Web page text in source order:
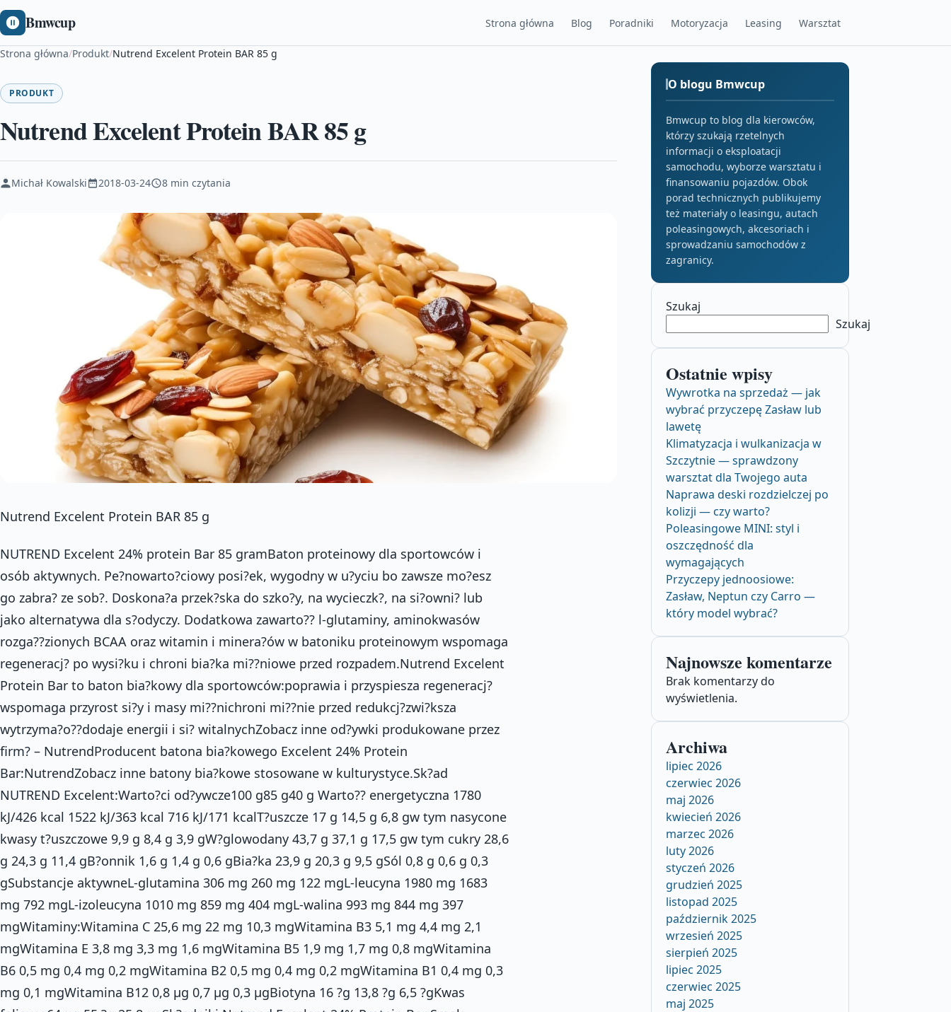
Bmwcup Strona główna Blog Poradniki Motoryzacja Leasing Warsztat
Strona główna/Produkt/Nutrend Excelent Protein BAR 85 g
PRODUKT
Nutrend Excelent Protein BAR 85 g
Michał Kowalski 2018-03-24 8 min czytania
Nutrend Excelent Protein BAR 85 g
NUTREND Excelent 24% protein Bar 85 gramBaton proteinowy dla sportowców i osób aktywnych. Pe?nowarto?ciowy posi?ek, wygodny w u?yciu bo zawsze mo?esz go zabra? ze sob?. Doskona?a przek?ska do szko?y, na wycieczk?, na si?owni? lub jako alternatywa dla s?odyczy. Dodatkowa zawarto?? l-glutaminy, aminokwasów rozga??zionych BCAA oraz witamin i minera?ów w batoniku proteinowym wspomaga regeneracj? po wysi?ku i chroni bia?ka mi??niowe przed rozpadem.Nutrend Excelent Protein Bar to baton bia?kowy dla sportowców:poprawia i przyspiesza regeneracj?wspomaga przyrost si?y i masy mi??nichroni mi??nie przed redukcj?zwi?ksza wytrzyma?o??dodaje energii i si? witalnychZobacz inne od?ywki produkowane przez firm? – NutrendProducent batona bia?kowego Excelent 24% Protein Bar:NutrendZobacz inne batony bia?kowe stosowane w kulturystyce.Sk?ad NUTREND Excelent:Warto?ci od?ywcze100 g85 g40 g Warto?? energetyczna 1780 kJ/426 kcal 1522 kJ/363 kcal 716 kJ/171 kcalT?uszcze 17 g 14,5 g 6,8 gw tym nasycone kwasy t?uszczowe 9,9 g 8,4 g 3,9 gW?glowodany 43,7 g 37,1 g 17,5 gw tym cukry 28,6 g 24,3 g 11,4 gB?onnik 1,6 g 1,4 g 0,6 gBia?ka 23,9 g 20,3 g 9,5 gSól 0,8 g 0,6 g 0,3 gSubstancje aktywneL-glutamina 306 mg 260 mg 122 mgL-leucyna 1980 mg 1683 mg 792 mgL-izoleucyna 1010 mg 859 mg 404 mgL-walina 993 mg 844 mg 397 mgWitaminy:Witamina C 25,6 mg 22 mg 10,3 mgWitamina B3 5,1 mg 4,4 mg 2,1 mgWitamina E 3,8 mg 3,3 mg 1,6 mgWitamina B5 1,9 mg 1,7 mg 0,8 mgWitamina B6 0,5 mg 0,4 mg 0,2 mgWitamina B2 0,5 mg 0,4 mg 0,2 mgWitamina B1 0,4 mg 0,3 mg 0,1 mgWitamina B12 0,8 µg 0,7 µg 0,3 µgBiotyna 16 ?g 13,8 ?g 6,5 ?gKwas foliowy 64 µg 55 ?g 25,8 µgSk?adniki Nutrend Excelent 24% Protein Bar:Smak Waniliowy Z Ananasem: Syrop Skrobiowy, Polewa Mleczna (Cukier, T?uszcz Ro?linny, Serwatka, Kakao, Emulgator Lecytyna Sojowa, Aromat), Izolat Bia?ek Sojowych, Serwatkowy Koncentrat Proteinowy, Syrop Inwertowany, P?atki Sojowe, Nieutwardzony T?uszcz Ro?linny, Krem O Smaku Waniliowym (Cukier, T?uszcz Ro?linny, Serwatka, Emulgator Lecytyna Sojowa, Aromat, Barwniki E 100 I E 160c), Ananas Kandyzowany (Ananas, Cukier, Kwas Cytrynowy, Dwutlenek Siarki), Kokos (Kokos, Dwutlenek Siarki), Ekstrudat Kukurydziano-Ziemniaczany (Kaszka Kukurydziana, Kaszka Ziemniaczana, Cukier, B?onnik Pszenny), Emulgator Lecytyna Rzepakowa, L-Glutamina, Zag?stnik Guma Guar, Aromat, L-Leucyna, Premiks Multiwitaminowy (Patrz: Tabelka), L-Izoleucyna, L-Walina, Sk?adnik Przeciwutleniaj?cy (E-306, E-304, E-300), Substancja Konserwuj?ca Kwas Sorbowy.Alergeny: Gluten, Soja, Mleko. Produkt Mo?e Zawiera? ?ladowe Ilo?ci Orzechów, Arachidów I Sezamu.Smak Czekoladowy Z Orzechami: Syrop Skrobiowy, Polewa Mleczna (Cukier, T?uszcz Ro?linny, Serwatka, Kakao, Emulgator Lecytyna Sojowa, Aromat), Izolat Bia?ek Sojowych, Serwatkowy Koncentrat Proteinowy, Syrop Inwertowany, P?atki Sojowe, Nieutwardzony T?uszcz Ro?linny, Krem Z Orzechami Laskowymi (Cukier, T?uszcz Ro?linny, Olej Ro?linny, Serwatka, Kakao, Pasta Orzechowa, Emulgator Lecytyna Sojowa, Aromat), Arachidy, Kokos (Kokos, Dwutlenek Siarki), Ekstrudat Kukurydziano-Ziemniaczany (Kaszka Kukurydziana, Kaszka Ziemniaczana, Cukier, B?onnik Pszenny) Emulgator Lecytyna Rzepakowa, Kakao, L-Glutamina, Aromat, Zag?stnik Guma Guar, L-Leucyna, Premiks Multiwitaminowy (Patrz: Tabelka), L-Izoleucyna, L-Walina, Sk?adnik Przeciwutleniaj?cy (E-306, E-304, E-300), Substancja Konserwuj?ca Kwas Sorbowy.Alergeny: Gluten, Soja, Mleko, Arachidy, Orzechy Laskowe. Produkt Mo?e Zawiera? ?ladowe Ilo?ci Orzechów, Arachidów I Sezamu.Smak Ananasowy Z Kokosem: Syrop Skrobiowy, Polewa Jogurtowa (Cukier, T?uszcz Ro?linny, Serwatka, Jogurt W Proszku, Emulgator Lecytyna Sojowa, Kwas Cytrynowy, Aromat), Izolat Bia?ek Sojowych, Serwatkowy Koncentrat Proteinowy, Syrop Inwertowany, P?atki Sojowe, Nieutwardzony T?uszcz Ro?linny, Kokos (Kokos, Dwutlenek Siarki), Krem O Smaku Waniliowym (Cukier, T?uszcz Ro?linny, Mleko, Serwatka, Emulgator Lecytyna Sojowa, Aromat, Barwnik E 100 I E 160c), Ekstrudat Kukurydziano-Ziemniaczany (Kaszka Kukurydziana, Kaszka Ziemniaczana, Cukier, B?onnik Pszenny), Emulgator Lecytyna Rzepakowa, L-Glutamina, Zag?stnik Guma Guar , L-Leucyna, Aromat, Premiks Multiwitaminowy (Patrz: Tabelka), L-Izoleucyna, L-Walina, Sk?adnik Przeciwutleniaj?cy (E-306, E-304, E-300), Substancja Konserwuj?ca Kwas Sorbowy, Barwnik ?ó?? Chinolinowa (Mo?e Wp?ywa? Niekorzystnie Na Aktywno?? I Zdolno?? Koncentracji).Alergeny: Gluten, Soja, Mleko. Produkt Mo?e Zawiera? ?ladowe Ilo?ci Orzechów, Arachidów I Sezamu.Smak Marcepanowy Z Migda?ami: Syrop Skrobiowy, Polewa Mleczna (Cukier, T?uszcz Ro?linny, Serwatka, Kakao, Emulgator Lecytyna Sojowa, Aromat), Izolat Bia?ek Sojowych, Serwatkowy Koncentrat Proteinowy, Syrop Inwertowany, P?atki Sojowe, Nieutwardzony T?uszcz Ro?linny, Krem O Smaku Waniliowym (Cukier, T?uszcz Ro?linny, Mleko, Serwatka, Emulgator Lecytyna Sojowa, Aromat, Barwnik E 100 I E 160c), Migda?y, Kokos (Kokos, Dwutlenek Siarki), Ekstrudat Kukurydziano-Ziemniaczany (Kaszka Kukurydziana, Kaszka Ziemniaczana, Cukier, B?onnik Pszenny), Emulgator Lecytyna Rzepakowa, L-Glutamin, Zag?stnik Guma Guar , L-Leucyna, Aromat, Premiks Multiwitaminowy (Patrz: Tabelka), L-Izoleucyna, L-Walina, Sk?adnik Przeciwutleniaj?cy (E-306, E-304, E-300), Substancja Konserwuj?ca Kwas Sorbowy.Alergeny: Gluten, Soja, Mleko, Migda?y. Produkt Mo?e Zawiera? ?ladowe Ilo?ci Orzechów, Arachidów I Sezamu.Smak Czarnej Porzeczki Z ?urawin?: Syrop Skrobiowy, Polewa Jogurtowa (Cukier, T?uszcz Ro?linny, Serwatka, Jogurt W Proszku, Emulgator Lecytyna Sojowa, Kwas Cytrynowy, Aromat), Izolat Bia?ek Sojowych, Syrop Inwertowany, Serwatkowy Koncentrat Proteinowy, Nieutwardzony T?uszcz Ro?linny, P?atki Sojowe, Krem O Smaku Waniliowym (Cukier, T?uszcz Ro?linny, Mleko, Serwatka, Emulgator Lecytyna Sojowa, Aromat, Barwnik E 100 I E 160c), Brusznica (Brusznica, Cukier, Kwas Cytrynowy, Koncentrat Bzu, Olej S?onecznikowy, M?ka Ry?owa), Kokos (Kokos, Dwutlenek Siarki), Ekstrudat Kukurydziano-Ziemniaczany (Kaszka Kukurydziana, Kaszka Ziemniaczana, Cukier, B?onnik Pszenny), Emulgator Lecytyna Rzepakowa, Aromat*, L-Glutamina, Kwas Cytrynowy, Zag?stnik Guma Guar, L-Leucyna, Premiks Multiwitaminowy (Patrz: Tabelka), L-Izoleucyna, L-Walina, Sk?adnik Przeciwutleniaj?cy (E-306, E-304, E-300), Substancja Konserwuj?ca Kwas Sorbowy.*Zawiera E122 Mo?e Wp?ywa? Niekorzystnie Na Aktywno?? I Zdolno?? Koncentracji U Dzieci.Alergeny: Gluten, Soja, Mleko. Produkt Mo?e Zawiera? ?ladowe Ilo?ci Orzechów, Arachidów I Sezamu.Smak Limonki Z Papaj?: Syrop Skrobiowy, Polewa Jogurtowa (Cukier, T?uszcz Ro?linny, Serwatka, Jogurt W Proszku, Emulgator Lecytyna Sojowa, Kwas Cytrynowy, Aromat), Izolat Bia?ek Sojowych, Koncentrat Bia?ek Serwatkowych, Syrop Inwertowany, Nieutwardzony T?uszcz Ro?linny, P?atki Sojowe, Krem O Smaku Waniliowym (Cukier, T?uszcz Ro?linny, Mleko, Serwatka, Emulgator Lecytyna Sojowa, Aromat, Barwnik E 100 I E 160c), Papaja Kandyzowana (Papaja, Cukier, Dwutlenek Siarki), Kokos, Ekstrudat Kukurydziano-Ziemniaczany (Kaszka Kukurydziana, Kaszka Ziemniaczana, Cukier, B?onnik Pszenny), Emulgator Lecytyna Rzepakowa, Aromat, L-Glutamina, Kwas Cytrynowy, Zag?stnik Guma Guar, L-Leucyna, Premiks Multiwitaminowy (Patrz: Tabelka), L-Izoleucyna, L-Walina, Sk?adnik Przeciwutleniaj?cy (E-306, E-304, E-300), Substancja Konserwuj?ca Kwas Sorbowy.Alergeny: Gluten, Soja, Mleko. Produkt Mo?e Zawiera? ?ladowe Ilo?ci Orzechów, Arachidów I Sezamu.Sk?adniki Excelent Double Bar:Smak Czekolada+nugat: syrop glukozowo-fruktozowy,czekolada mleczna 14 % (cukier, t?uszcz kakaowy, mleko pó?t?uste, kakao, emulgatory lecytyna sojowa i E 476, aromat), izolat bia?ek sojowych, serwatkowy koncentrat proteinowy, syrop inwertowany, nieutwardzony t?uszcz ro?linny (palmowy, z nasion palmy i bambusowy), p?atki sojowe, krem o smaku orzecha lakowego (cukier, t?uszcz ro?linny, serwatka, mleko, pra?one orzechy laskowe, kakao, emulgator lecytyna sojowa, aromat, barwnik E 160c), kandyzowana ?urawina 3,5 % (?urawina, cukier, olej s?onecznikowy), kokos (kokos, dwutlenek siarki), emulgator lecytyna rzepakowa, ekstrudat kukurydziano-ziemniaczany (kaszka kukurydziana, pure ziemniaczane, cukier, b?onnik pszenny), kakao, aromat, L-glutamina, przeciwutleniacze (E 306, E 304, E 300), substancja zag?szczaj?ca guma guar, L-leucyna, premiks witaminowy (witaminy: E, B1, B6, B2, B12, B3, B5, H, C i kwas foliowy), barwnik karmel, L-izoleucyna, L-walina, substancja konserwuj?ca kwas sorbowy.Produkt zawiera alergeny: gluten, soj?, mleko, orzechy laskowe. Mo?e zawiera? ?ladowe ilo?ci orzechów, orzeszków ziemnych i sezamu.Smak Migda?y + pistacje: syrop glukozowo-fruktozowy,czekolada mleczna 14 % (cukier, t?uszcz kakaowy, mleko pó?t?uste, kakao, emulgatory lecytyna sojowa i E 476, aromat), izolat bia?ek sojowych, serwatkowy koncentrat proteinowy, syrop inwertowany, nieutwardzony t?uszcz ro?linny (palmowy, z nasion palmy i bambusowy), p?atki sojowe, krem o smaku waniliowym (cukier, t?uszcz ro?linny, serwatka, mleko, emulgator lecytyna sojowa, aromat, barwnik 160c), pistacje 3,5 %, kokos (kokos, dwutlenek siarki), emulgator lecytyna rzepakowa, ekstrudat kukurydziano-ziemniaczany (kaszka kukurydziana, pure ziemniaczane, cukier, b?onnik pszenny), aromat, L-glutamina, przeciwutleniacze (E 306, E 304, E 300), substancja zag?szczaj?ca guma guar, L-leucyna, zielona baza (E 104  mo?e mie? szkodliwy wp?yw na aktywno?? i skupienie uwagi u dzieci), premiks witaminowy (witaminy: E, B1, B6, B2, B12, B3, B5, H, C i kwas foliowy), L-izoleucyna, L-walina, barwnik karmel, substancja konserwuj?ca kwas sorbowyProdukt zawiera alergeny: gluten, soj?, mleko, pistacje. Mo?e zawiera? ?ladowe ilo?ci orzechów, orzeszków ziemnych i sezamu.Smak Cytryna+ twaro?ek+maliny z ?urawin?: syrop glukozowo-fruktozowy,czekolada mleczna 14 % (cukier, t?uszcz kakaowy, mleko pó?t?uste, kakao, emulgatory lecytyna sojowa i E 476, aromat), izolat bia?ek sojowych, serwatkowy koncentrat proteinowy, syrop inwertowany, nieutwardzony t?uszcz ro?linny (palmowy, z nasion
O blogu Bmwcup
Bmwcup to blog dla kierowców,
którzy szukają rzetelnych
informacji o eksploatacji
samochodu, wyborze warsztatu i
finansowaniu pojazdów. Obok
porad technicznych publikujemy
też materiały o leasingu, autach
poleasingowych, akcesoriach i
sprowadzaniu samochodów z
zagranicy.
Szukaj
Szukaj
Ostatnie wpisy
Wywrotka na sprzedaż — jak
wybrać przyczepę Zasław lub
lawetę
Klimatyzacja i wulkanizacja w
Szczytnie — sprawdzony
warsztat dla Twojego auta
Naprawa deski rozdzielczej po
kolizji — czy warto?
Poleasingowe MINI: styl i
oszczędność dla
wymagających
Przyczepy jednoosiowe:
Zasław, Neptun czy Carro —
który model wybrać?
Najnowsze komentarze
Brak komentarzy do
wyświetlenia.
Archiwa
lipiec 2026
czerwiec 2026
maj 2026
kwiecień 2026
marzec 2026
luty 2026
styczeń 2026
grudzień 2025
listopad 2025
październik 2025
wrzesień 2025
sierpień 2025
lipiec 2025
czerwiec 2025
maj 2025